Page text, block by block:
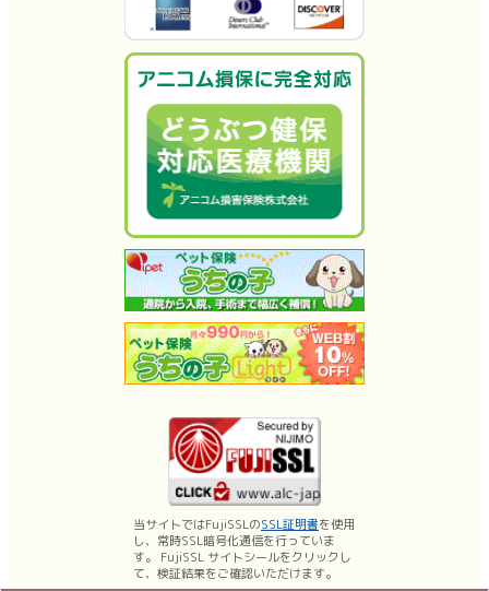
当サイトではFujiSSLのSSL証明書を使用
し、常時SSL暗号化通信を行っていま
す。 FujiSSL サイトシールをクリックし
て、検証結果をご確認いただけます。